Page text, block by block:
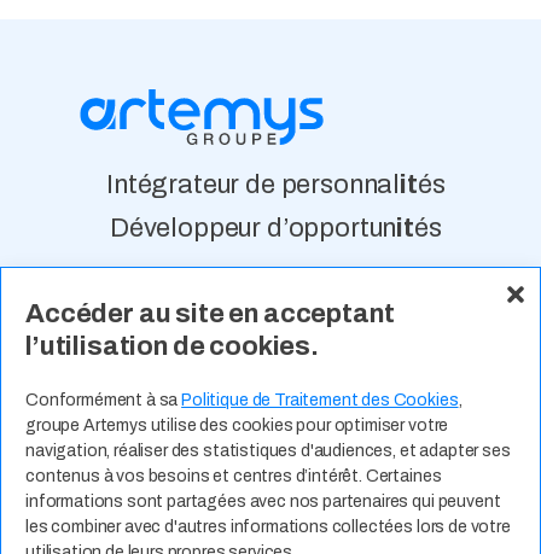
Accéder au site en acceptant
l’utilisation de cookies.
Conformément à sa Politique de Traitement des Cookies,
groupe Artemys utilise des cookies pour optimiser votre
navigation, réaliser des statistiques d'audiences, et adapter ses
contenus à vos besoins et centres d’intérêt. Certaines
informations sont partagées avec nos partenaires qui peuvent
les combiner avec d'autres informations collectées lors de votre
Intégrateur de personnal ités
Développeur d’opportunités
À Propos Nos Valeurs Actualité
Contact Expertises Métiers
Espace Talents Offres d’Emploi
Candidature Spontanée